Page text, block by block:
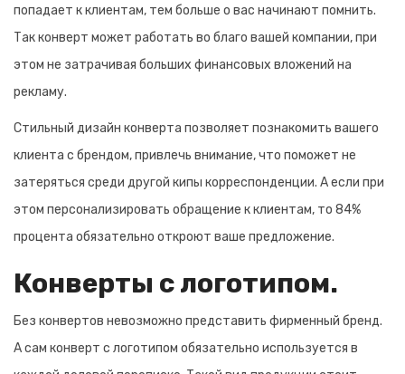
попадает к клиентам, тем больше о вас начинают помнить.
Так конверт может работать во благо вашей компании, при
этом не затрачивая больших финансовых вложений на
рекламу.
Стильный дизайн конверта позволяет познакомить вашего
клиента с брендом, привлечь внимание, что поможет не
затеряться среди другой кипы корреспонденции. А если при
этом персонализировать обращение к клиентам, то 84%
процента обязательно откроют ваше предложение.
Конверты с логотипом.
Без конвертов невозможно представить фирменный бренд.
А сам конверт с логотипом обязательно используется в